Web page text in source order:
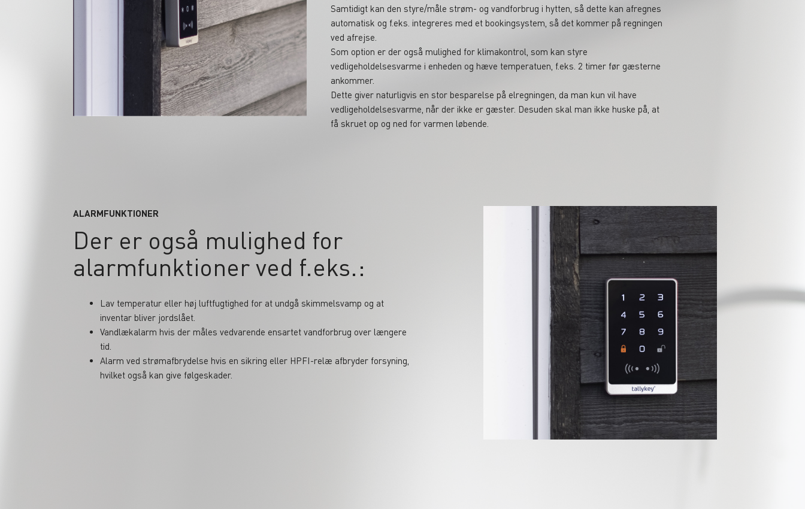
Samtidigt kan den styre/måle strøm- og vandforbrug i hytten, så dette kan afregnes
automatisk og f.eks. integreres med et bookingsystem, så det kommer på regningen
ved afrejse.
Som option er der også mulighed for klimakontrol, som kan styre
vedligeholdelsesvarme i enheden og hæve temperatuen, f.eks. 2 timer før gæsterne
ankommer.
Dette giver naturligvis en stor besparelse på elregningen, da man kun vil have
vedligeholdelsesvarme, når der ikke er gæster. Desuden skal man ikke huske på, at
få skruet op og ned for varmen løbende.
ALARMFUNKTIONER
Der er også mulighed for
alarmfunktioner ved f.eks.:
Lav temperatur eller høj luftfugtighed for at undgå skimmelsvamp og at
inventar bliver jordslået.
Vandlækalarm hvis der måles vedvarende ensartet vandforbrug over længere
tid.
Alarm ved strømafbrydelse hvis en sikring eller HPFI-relæ afbryder forsyning,
hvilket også kan give følgeskader.